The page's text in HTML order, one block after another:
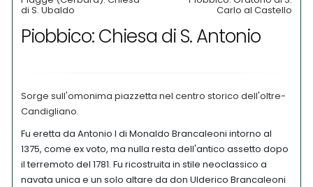
di S. Ubaldo Carlo al Castello
Piobbico: Chiesa di S. Antonio
Sorge sull'omonima piazzetta nel centro storico dell'oltre-
Candigliano.
Fu eretta da Antonio I di Monaldo Brancaleoni intorno al
1375, come ex voto, ma nulla resta dell'antico assetto dopo
il terremoto del 1781. Fu ricostruita in stile neoclassico a
navata unica e un solo altare da don Ulderico Brancaleoni